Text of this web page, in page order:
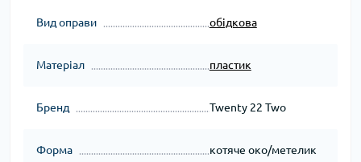
Вид оправи обідкова
Матеріал пластик
Бренд Twenty 22 Two
Форма котяче око/метелик